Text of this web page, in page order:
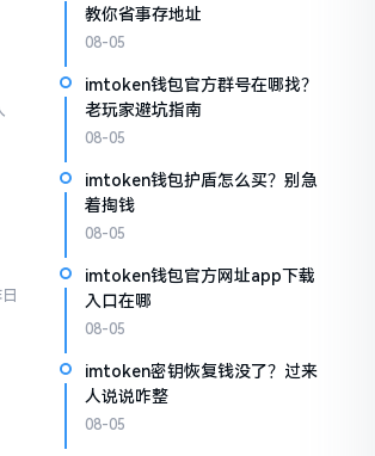
教你省事存地址
08-05
imtoken钱包官方群号在哪找？
老玩家避坑指南
08-05
imtoken钱包护盾怎么买？别急
着掏钱
08-05
imtoken钱包官方网址app下载
入口在哪
08-05
imtoken密钥恢复钱没了？过来
人说说咋整
08-05